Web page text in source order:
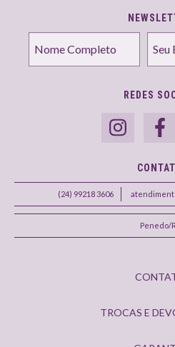
REDES
(24) 99218 3606
Penedo/
TROCAS E